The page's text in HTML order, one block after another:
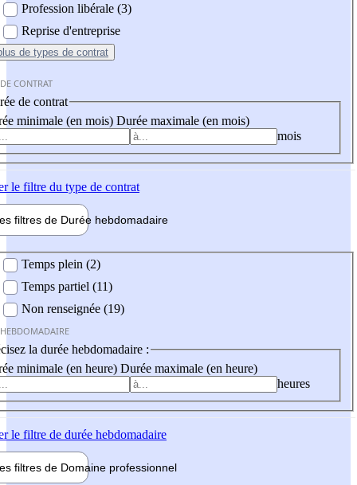
Profession libérale (3)
Reprise d'entreprise
de types de contrat
CONTRAT
de contrat
minimale (en mois) Durée maximale (en mois)
mois
le filtre du type de contrat
filtres de Durée hebdomadaire
Temps plein (2)
Temps partiel (11)
Non renseignée (19)
la durée hebdomadaire :
minimale (en heure) Durée maximale (en heure)
heures
le filtre de durée hebdomadaire
filtres de Domaine professionnel